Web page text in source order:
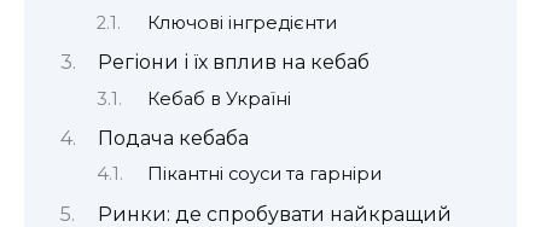
Ключові інгредієнти
Регіони і їх вплив на кебаб
Кебаб в Україні
Подача кебаба
Пікантні соуси та гарніри
Ринки: де спробувати найкращий